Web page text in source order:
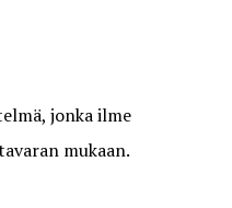
jonka ilme
mukaan.